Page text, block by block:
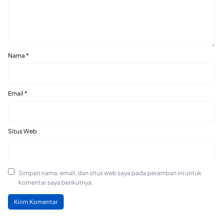
Nama *
Email *
Situs Web
Simpan nama, email, dan situs web saya pada peramban ini untuk
komentar saya berikutnya.